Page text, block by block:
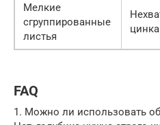
Мелкие
сгруппированные
листья
цинка
FAQ
1. Можно ли использовать